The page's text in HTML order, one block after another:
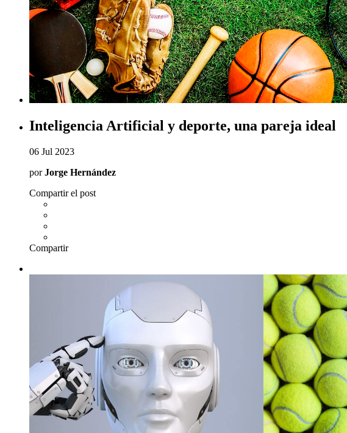
Inteligencia Artificial y deporte, una pareja ideal
06 Jul 2023
porJorge Hernández
Compartir el post
Compartir